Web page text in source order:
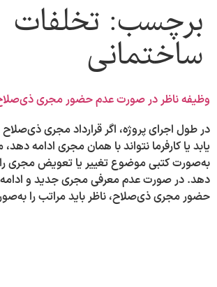
برچسب: تخلفات
ساختمانی
وظیفه ناظر در صورت عدم حضور مجری
در طول اجرای پروژه، اگر قرارداد مجری
یابد یا کارفرما نتواند با همان مجری ادامه
به‌صورت کتبی موضوع تغییر یا تعویض مجری را
دهد. در صورت عدم معرفی مجری جدید و
حضور مجری ذی‌صلاح، ناظر باید مراتب را